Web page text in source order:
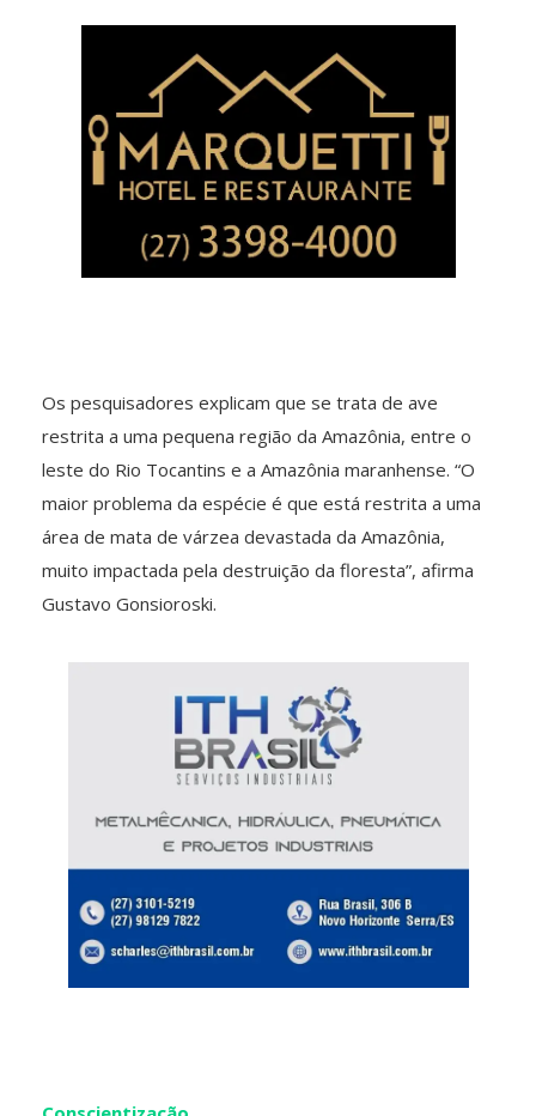
Os pesquisadores explicam que se trata de ave
restrita a uma pequena região da Amazônia, entre o
leste do Rio Tocantins e a Amazônia maranhense. “O
maior problema da espécie é que está restrita a uma
área de mata de várzea devastada da Amazônia,
muito impactada pela destruição da floresta”, afirma
Gustavo Gonsioroski.